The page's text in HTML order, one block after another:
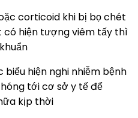
corticoid khi bị bọ chét
hiện tượng viêm tấy thì
biểu hiện nghi nhiễm bệnh
tới cơ sở y tế để
kịp thời